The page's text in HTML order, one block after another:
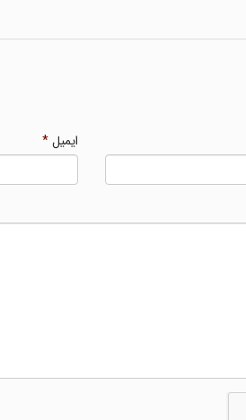
ایمیل*